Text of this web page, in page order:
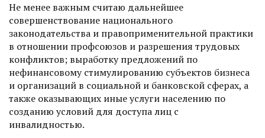
Не менее важным считаю дальнейшее
совершенствование национального
законодательства и правоприменительной практики
в отношении профсоюзов и разрешения трудовых
конфликтов; выработку предложений по
нефинансовому стимулированию субъектов бизнеса
и организаций в социальной и банковской сферах, а
также оказывающих иные услуги населению по
созданию условий для доступа лиц с
инвалидностью.